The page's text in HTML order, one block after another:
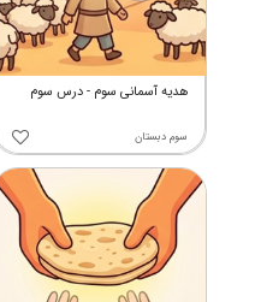
هدیه آسمانی سوم - درس سوم
سوم دبستان